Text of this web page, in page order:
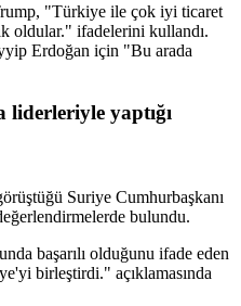
"Türkiye ile çok iyi ticaret
oldular." ifadelerini kullandı.
Erdoğan için "Bu arada
yaptığı
Suriye Cumhurbaşkanı
bulundu.
başarılı olduğunu ifade eden
birleştirdi." açıklamasında